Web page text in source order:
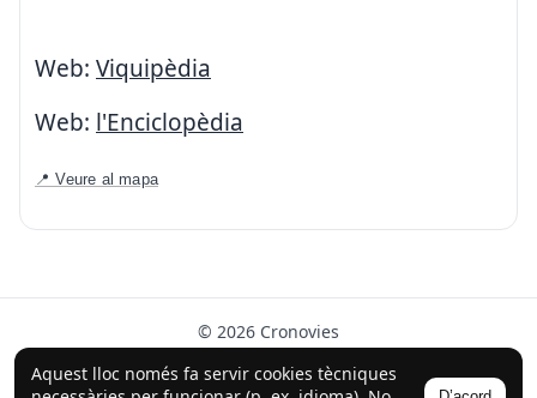
Aquest lloc només fa servir cookies tècniques
Web: Viquipèdia
Web: l'Enciclopèdia
📍 Veure al mapa
© 2026 Cronovies
Història als carrers · Desenvolupat amb l’ajuda de la IA
(ChatGPT).